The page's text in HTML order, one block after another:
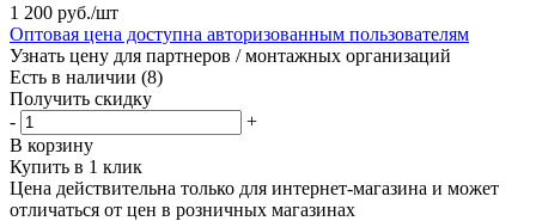
1 200 руб./шт
Оптовая цена доступна авторизованным пользователям
Узнать цену для партнеров / монтажных организаций
Есть в наличии (8)
Получить скидку
-
+
В корзину
Купить в 1 клик
Цена действительна только для интернет-магазина и может
отличаться от цен в розничных магазинах